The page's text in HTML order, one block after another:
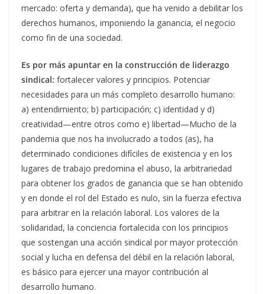
mercado: oferta y demanda), que ha venido a debilitar los
derechos humanos, imponiendo la ganancia, el negocio
como fin de una sociedad.
Es por más apuntar en la construcción de liderazgo
sindical: fortalecer valores y principios. Potenciar
necesidades para un más completo desarrollo humano:
a) entendimiento; b) participación; c) identidad y d)
creatividad—entre otros como e) libertad—Mucho de la
pandemia que nos ha involucrado a todos (as), ha
determinado condiciones difíciles de existencia y en los
lugares de trabajo predomina el abuso, la arbitrariedad
para obtener los grados de ganancia que se han obtenido
y en donde el rol del Estado es nulo, sin la fuerza efectiva
para arbitrar en la relación laboral. Los valores de la
solidaridad, la conciencia fortalecida con los principios
que sostengan una acción sindical por mayor protección
social y lucha en defensa del débil en la relación laboral,
es básico para ejercer una mayor contribución al
desarrollo humano.